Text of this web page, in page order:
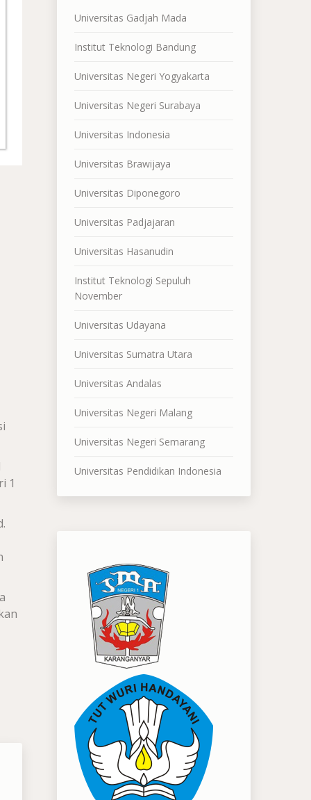
1
Universitas Gadjah Mada
Institut Teknologi Bandung
Universitas Negeri Yogyakarta
Universitas Negeri Surabaya
Universitas Indonesia
Universitas Brawijaya
Universitas Diponegoro
Universitas Padjajaran
Universitas Hasanudin
Institut Teknologi Sepuluh
November
Universitas Udayana
Universitas Sumatra Utara
Universitas Andalas
Universitas Negeri Malang
Universitas Negeri Semarang
Universitas Pendidikan Indonesia